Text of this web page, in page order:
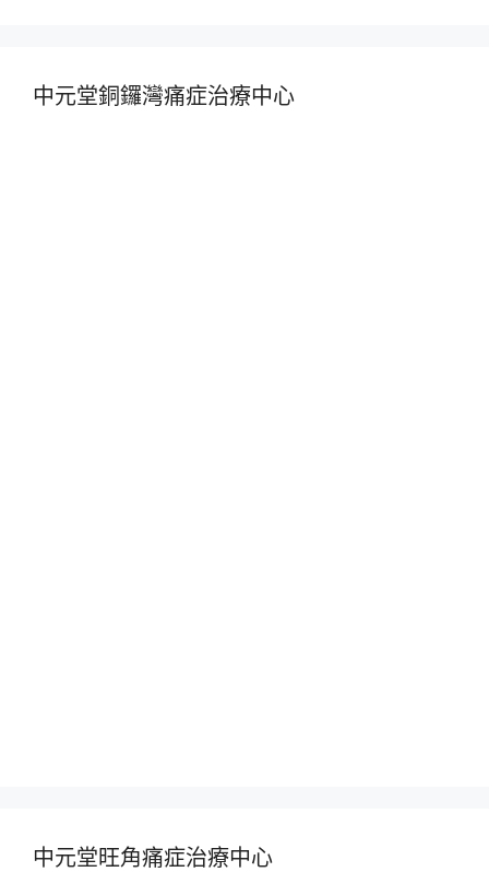
中元堂銅鑼灣痛症治療中心
中元堂旺角痛症治療中心